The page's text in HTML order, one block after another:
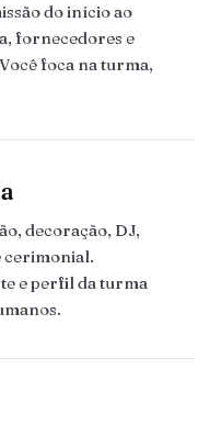
do início ao
fornecedores e
foca na turma,
decoração, DJ,
cerimonial.
e perfil da turma